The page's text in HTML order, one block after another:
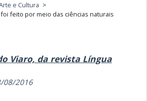
e Cultura >
feito por meio das ciências naturais
Viaro, da revista Língua
08/2016